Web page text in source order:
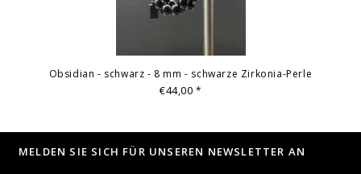
Obsidian - schwarz - 8 mm - schwarze Zirkonia-Perle
€44,00*
MELDEN SIE SICH FÜR UNSEREN NEWSLETTER AN